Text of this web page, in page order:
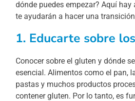
dónde puedes empezar? Aquí
te ayudarán a hacer una
1. Educarte sobre
Conocer sobre el gluten y dónde
esencial. Alimentos como el pan,
pastas y muchos productos
contener gluten. Por lo tanto, es